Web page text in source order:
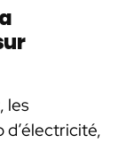
les
d’électricité,